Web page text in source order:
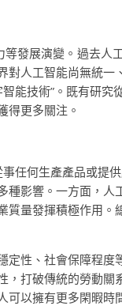
發展演變。過去人
人工智能尚無統
能技術”。既有研
得更多關注。
任何生產產品或提
影響。一方面，
量發揮積極作用
性、社會保障程
打破傳統的勞動
以擁有更多閑暇